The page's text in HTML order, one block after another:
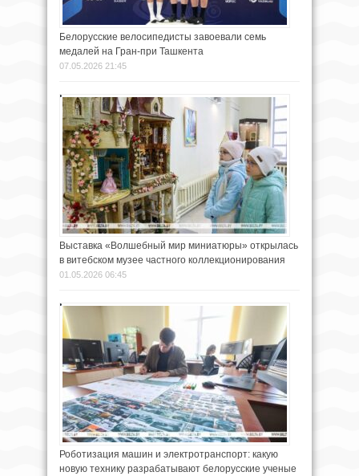
Белорусские велосипедисты завоевали семь
медалей на Гран-при Ташкента
07.05.2026 21:45
Выставка «Волшебный мир миниатюры» открылась
в витебском музее частного коллекционирования
01.05.2026 06:45
Роботизация машин и электротранспорт: какую
новую технику разрабатывают белорусские ученые